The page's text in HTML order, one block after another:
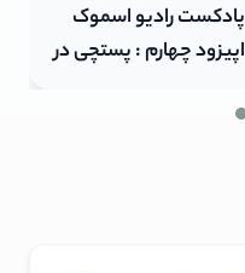
پادکست رادیو اسموک
اپیزود نهم : به مقصدِ ,